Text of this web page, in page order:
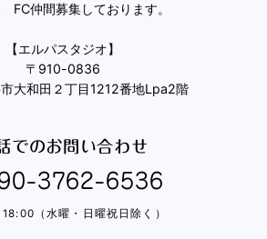
FC仲間募集しております。
【エルパスタジオ】
〒910-0836
大和田２丁目1212番地Lpa2階
でのお問い合わせ
3762-6536
（水曜・日曜祝日除く）